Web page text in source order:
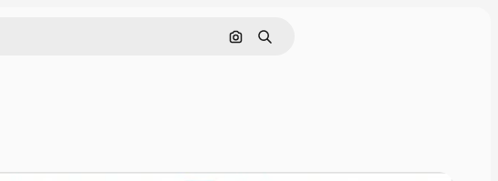
Cerca per immagine
Ricerca